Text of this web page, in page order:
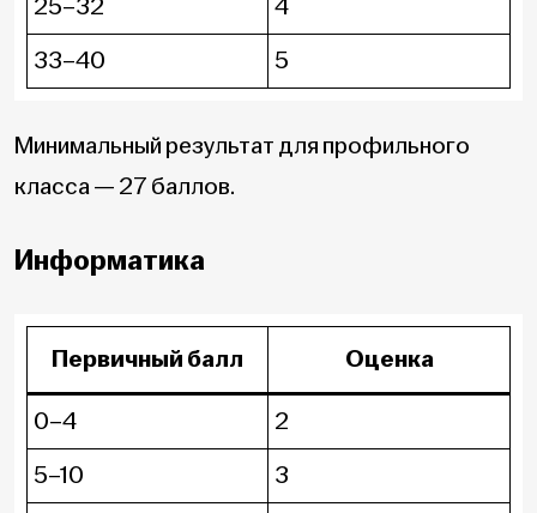
25–32
4
33–40
5
Минимальный результат для профильного
класса — 27 баллов.
Информатика
Первичный балл Оценка
0–4
2
5–10
3